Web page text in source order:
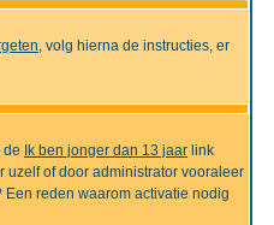
, volg hierna de instructies, er
de Ik ben jonger dan 13 jaar link
uzelf of door administrator vooraleer
reden waarom activatie nodig